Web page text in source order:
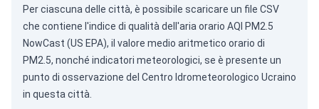
Per ciascuna delle città, è possibile scaricare un file CSV
che contiene l'indice di qualità dell'aria orario AQI PM2.5
NowCast (US EPA), il valore medio aritmetico orario di
PM2.5, nonché indicatori meteorologici, se è presente un
punto di osservazione del Centro Idrometeorologico Ucraino
in questa città.